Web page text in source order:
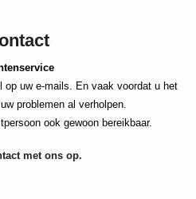
op uw e-mails. En vaak voordat u het
problemen al verholpen.
ook gewoon bereikbaar.
met ons op.